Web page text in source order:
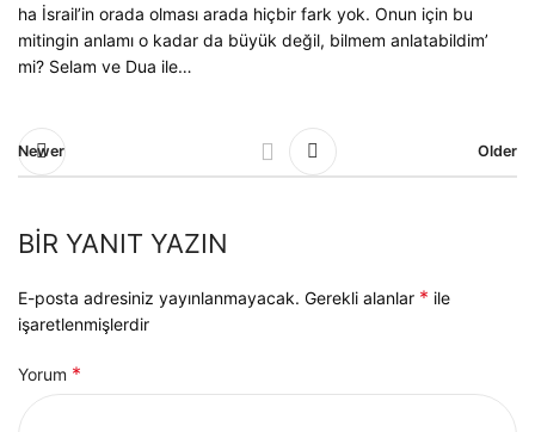
ha İsrail’in orada olması arada hiçbir fark yok. Onun için bu
mitingin anlamı o kadar da büyük değil, bilmem anlatabildim’
mi? Selam ve Dua ile…
Newer Older
BIR YANIT YAZIN
E-posta adresiniz yayınlanmayacak. Gerekli alanlar * ile
işaretlenmişlerdir
Yorum *